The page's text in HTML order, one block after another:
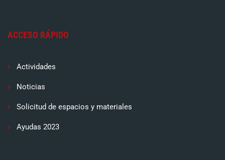
ACCESO RÁPIDO
Actividades
Noticias
Solicitud de espacios y materiales
Ayudas 2023